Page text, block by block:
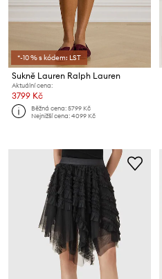
*-10 % s kódem: LST
Sukně Lauren Ralph Lauren
Aktuální cena:
3799 Kč
Běžná cena:5799 Kč
Nejnižší cena:4099 Kč